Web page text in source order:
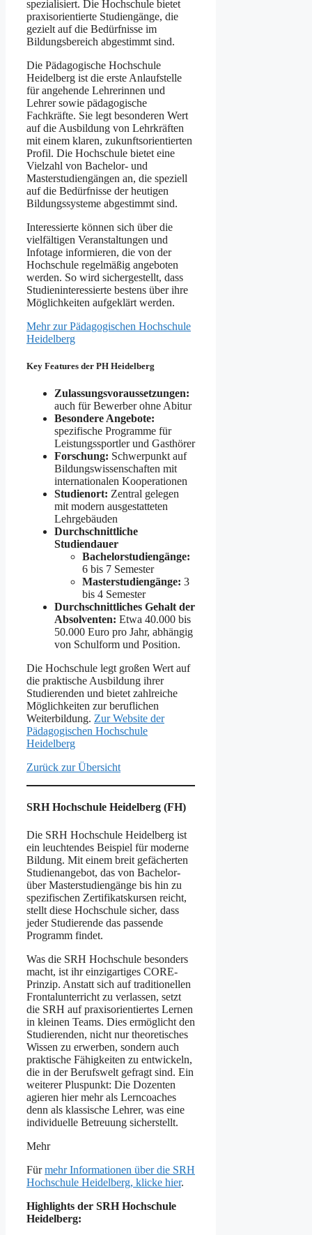
spezialisiert. Die Hochschule bietet
praxisorientierte Studiengänge, die
gezielt auf die Bedürfnisse im
Bildungsbereich abgestimmt sind.
Die Pädagogische Hochschule
Heidelberg ist die erste Anlaufstelle
für angehende Lehrerinnen und
Lehrer sowie pädagogische
Fachkräfte. Sie legt besonderen Wert
auf die Ausbildung von Lehrkräften
mit einem klaren, zukunftsorientierten
Profil. Die Hochschule bietet eine
Vielzahl von Bachelor- und
Masterstudiengängen an, die speziell
auf die Bedürfnisse der heutigen
Bildungssysteme abgestimmt sind.
Interessierte können sich über die
vielfältigen Veranstaltungen und
Infotage informieren, die von der
Hochschule regelmäßig angeboten
werden. So wird sichergestellt, dass
Studieninteressierte bestens über ihre
Möglichkeiten aufgeklärt werden.
Mehr zur Pädagogischen Hochschule
Heidelberg
Key Features der PH Heidelberg
Zulassungsvoraussetzungen:
auch für Bewerber ohne Abitur
Besondere Angebote:
spezifische Programme für
Leistungssportler und Gasthörer
Forschung: Schwerpunkt auf
Bildungswissenschaften mit
internationalen Kooperationen
Studienort: Zentral gelegen
mit modern ausgestatteten
Lehrgebäuden
Durchschnittliche
Studiendauer
Bachelorstudiengänge:
6 bis 7 Semester
Masterstudiengänge: 3
bis 4 Semester
Durchschnittliches Gehalt der
Absolventen: Etwa 40.000 bis
50.000 Euro pro Jahr, abhängig
von Schulform und Position.
Die Hochschule legt großen Wert auf
die praktische Ausbildung ihrer
Studierenden und bietet zahlreiche
Möglichkeiten zur beruflichen
Weiterbildung. Zur Website der
Pädagogischen Hochschule
Heidelberg
Zurück zur Übersicht
SRH Hochschule Heidelberg (FH)
Die SRH Hochschule Heidelberg ist
ein leuchtendes Beispiel für moderne
Bildung. Mit einem breit gefächerten
Studienangebot, das von Bachelor-
über Masterstudiengänge bis hin zu
spezifischen Zertifikatskursen reicht,
stellt diese Hochschule sicher, dass
jeder Studierende das passende
Programm findet.
Was die SRH Hochschule besonders
macht, ist ihr einzigartiges CORE-
Prinzip. Anstatt sich auf traditionellen
Frontalunterricht zu verlassen, setzt
die SRH auf praxisorientiertes Lernen
in kleinen Teams. Dies ermöglicht den
Studierenden, nicht nur theoretisches
Wissen zu erwerben, sondern auch
praktische Fähigkeiten zu entwickeln,
die in der Berufswelt gefragt sind. Ein
weiterer Pluspunkt: Die Dozenten
agieren hier mehr als Lerncoaches
denn als klassische Lehrer, was eine
individuelle Betreuung sicherstellt.
Mehr
Fürmehr Informationen über die SRH
Hochschule Heidelberg, klicke hier.
Highlights der SRH Hochschule
Heidelberg: